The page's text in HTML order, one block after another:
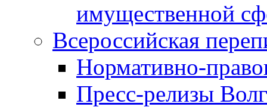
имущественной
Всероссийская
Нормативно-
Пресс-релизы